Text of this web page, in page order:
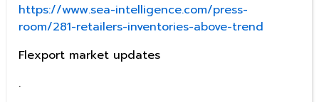
https://www.sea-intelligence.com/press-
room/281-retailers-inventories-above-trend
Flexport market updates
.